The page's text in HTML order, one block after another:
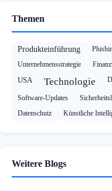
Themen
Produkteinführung
Unternehmensstrategie
USA Technologie
Software-Updates
Datenschutz Künstliche
Weitere Blogs